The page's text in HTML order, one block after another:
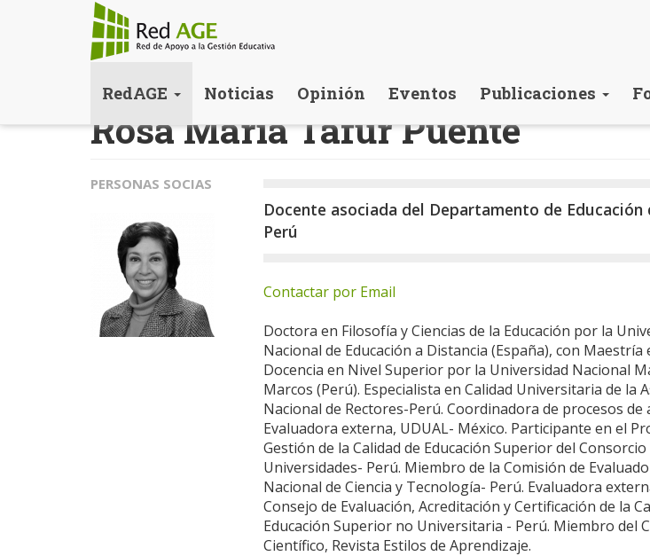
contenido
RedAGE Noticias Opinión Eventos Publicaciones
Rosa María Tafur Puente
PERSONAS SOCIAS
Docente asociada del Departamento de Educación
Perú
Contactar por Email
Doctora en Filosofía y Ciencias de la Educación por la
Nacional de Educación a Distancia (España), con Maestría
Docencia en Nivel Superior por la Universidad Nacional
Marcos (Perú). Especialista en Calidad Universitaria de la
Nacional de Rectores-Perú. Coordinadora de procesos de
Evaluadora externa, UDUAL- México. Participante en el
Gestión de la Calidad de Educación Superior del Consorcio
Universidades- Perú. Miembro de la Comisión de
Nacional de Ciencia y Tecnología- Perú. Evaluadora
Consejo de Evaluación, Acreditación y Certificación de la
Educación Superior no Universitaria - Perú. Miembro del
Científico, Revista Estilos de Aprendizaje.